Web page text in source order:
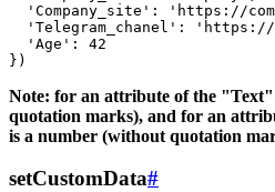
'Company_site': 'https://
'Telegram_chanel':
  'Age': 42
Note: for an attribute of the "Text"
quotation marks), and for an
is a number (without quotation
setCustomData#